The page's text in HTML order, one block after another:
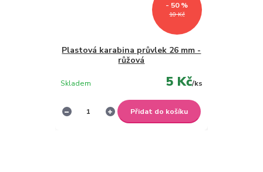
10 Kč
- 50 %
Plastová karabina průvlek 26 mm -
růžová
5 Kč/ks
Skladem
Přidat do košíku